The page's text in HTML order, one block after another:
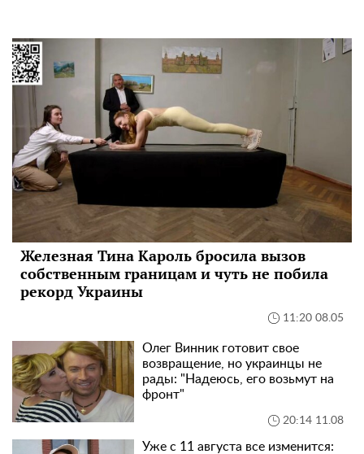
Железная Тина Кароль бросила вызов
собственным границам и чуть не побила
рекорд Украины
11:20 08.05
Олег Винник готовит свое
возвращение, но украинцы не
рады: "Надеюсь, его возьмут на
фронт"
20:14 11.08
Уже с 11 августа все изменится: